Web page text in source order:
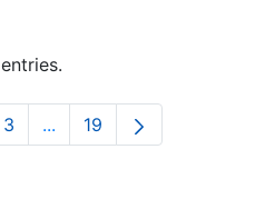
Page
3 ...Intermediate Pages Use
Page
19